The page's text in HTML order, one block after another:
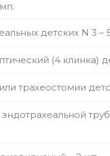
детских N 3 –
(4 клинка)
трахеостомии